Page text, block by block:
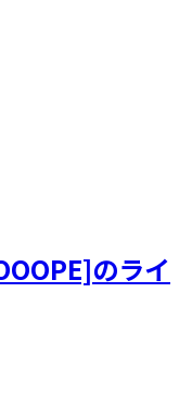
のライ